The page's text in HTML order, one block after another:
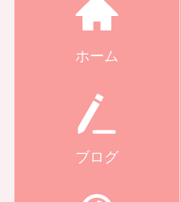
ホーム
ブログ